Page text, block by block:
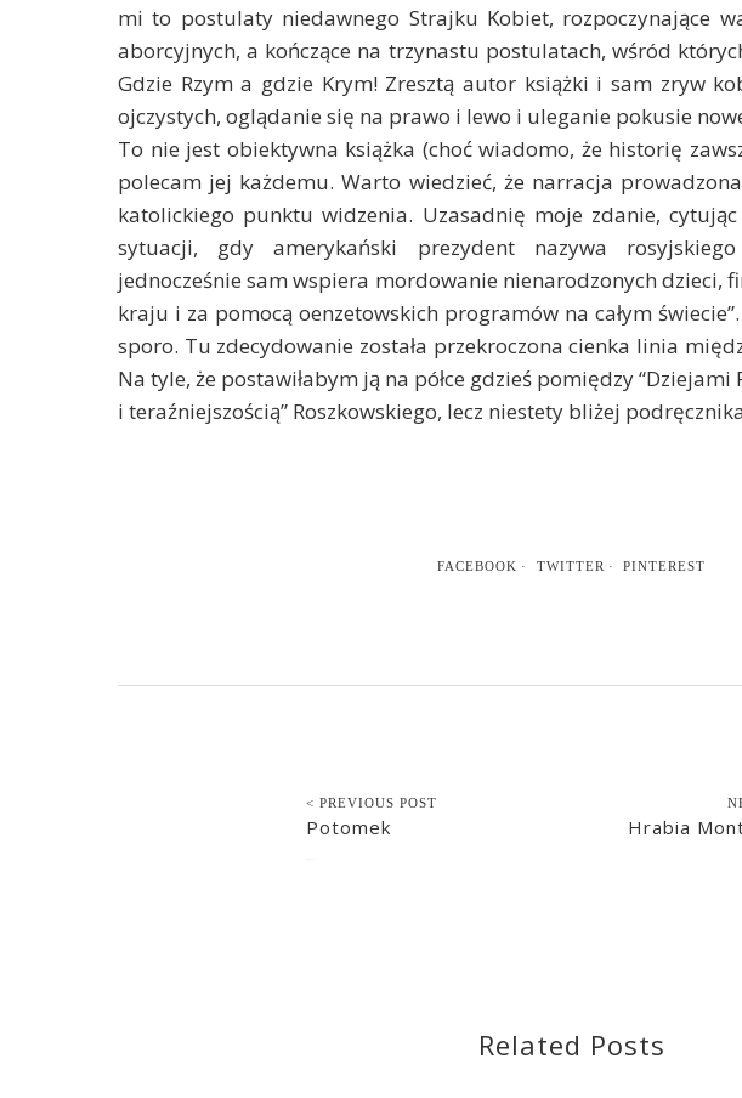
mi to postulaty niedawnego Strajku Kobiet, rozpoczynające
aborcyjnych, a kończące na trzynastu postulatach, wśród
Gdzie Rzym a gdzie Krym! Zresztą autor książki i sam zryw
ojczystych, oglądanie się na prawo i lewo i uleganie pokusie
To nie jest obiektywna książka (choć wiadomo, że historię
polecam jej każdemu. Warto wiedzieć, że narracja
katolickiego punktu widzenia. Uzasadnię moje zdanie,
sytuacji, gdy amerykański prezydent nazywa
jednocześnie sam wspiera mordowanie nienarodzonych dzieci,
kraju i za pomocą oenzetowskich programów na całym
sporo. Tu zdecydowanie została przekroczona cienka linia
Na tyle, że postawiłabym ją na półce gdzieś pomiędzy “Dziejami
i teraźniejszością” Roszkowskiego, lecz niestety bliżej
FACEBOOK TWITTER PINTEREST
< PREVIOUS POST
Potomek
Hrabia
Related Posts